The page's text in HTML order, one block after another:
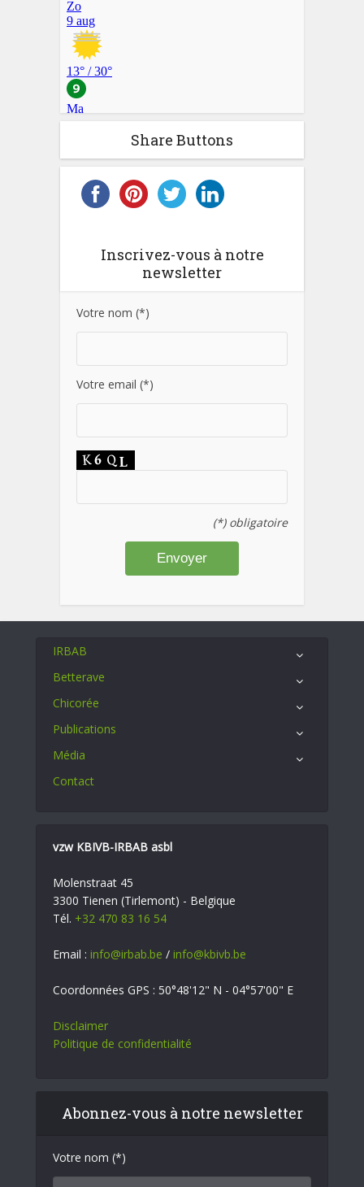
Share Buttons
Inscrivez-vous à notre
newsletter
Votre nom (*)
Votre email (*)
(*) obligatoire
IRBAB
Betterave
Chicorée
Publications
Média
Contact
vzw KBIVB-IRBAB asbl
Molenstraat 45
3300 Tienen (Tirlemont) - Belgique
Tél. +32 470 83 16 54
Email : info@irbab.be / info@kbivb.be
Coordonnées GPS : 50°48'12" N - 04°57'00" E
Disclaimer
Politique de confidentialité
Abonnez-vous à notre newsletter
Votre nom (*)